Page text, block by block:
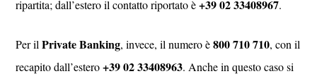
ripartita; dall’estero il contatto riportato è+39 02 33408967.
Per ilPrivate Banking, invece, il numero è800 710 710, con il
recapito dall’estero+39 02 33408963. Anche in questo caso si